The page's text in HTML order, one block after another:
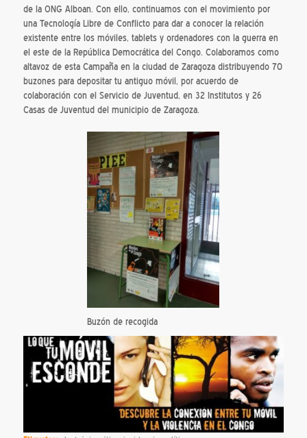
de la ONG Alboan. Con ello, continuamos con el movimiento por
una Tecnología Libre de Conflicto para dar a conocer la relación
existente entre los móviles, tablets y ordenadores con la guerra en
el este de la República Democrática del Congo. Colaboramos como
altavoz de esta Campaña en la ciudad de Zaragoza distribuyendo 70
buzones para depositar tu antiguo móvil, por acuerdo de
colaboración con el Servicio de Juventud, en 32 Institutos y 26
Casas de Juventud del municipio de Zaragoza.
Buzón de recogida